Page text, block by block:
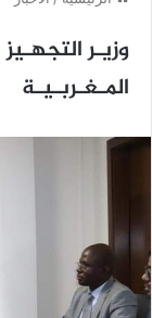
وزيـر
المـغـربـيـة